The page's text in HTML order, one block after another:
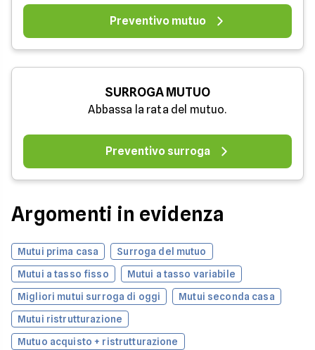
Preventivo mutuo
SURROGA MUTUO
Abbassa la rata del mutuo.
Preventivo surroga
Argomenti in evidenza
Mutui prima casa
Surroga del mutuo
Mutui a tasso fisso
Mutui a tasso variabile
Migliori mutui surroga di oggi
Mutui seconda casa
Mutui ristrutturazione
Mutuo acquisto + ristrutturazione